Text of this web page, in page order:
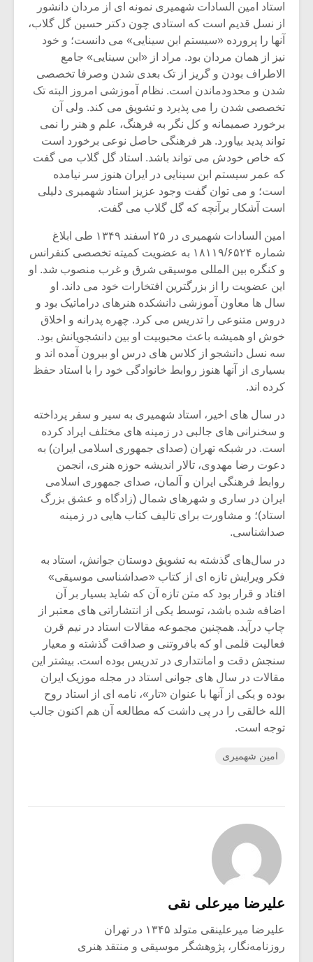
استاد امین السادات شهمیری نمونه ای از مردان دانشور
از نسل قدیم است که استادی چون دکتر حسین گل گلاب،
آنها را پرورده «سیستم ابن سینایی» می دانست؛ و خود
نیز از همان مردان بود. مراد از «ابن سینایی» جامع
الاطراف بودن و گریز از تک بعدی شدن وصرفا تخصصی
شدن و محدودماندن است. نظام آموزشی امروز البته تک
تخصصی شدن را می پذیرد و تشویق می کند. ولی آن
برخورد صمیمانه و کل نگر به فرهنگ، علم و هنر را نمی
تواند پدید بیاورد. هر فرهنگی حاصل نوعی برخورد است
که خاص خودش می تواند باشد. استاد گل گلاب می گفت
که عمر سیستم ابن سینایی در ایران هنوز سر نیامده
است؛ و می توان گفت وجود عزیز استاد شهمیری دلیلی
است آشکار برآنچه که گل گلاب می گفت.
امین السادات شهمیری در ۲۵ اسفند ۱۳۴۹ طی ابلاغ
شماره ۱۸۱۱۹‎/۶۵۲۴ به عضویت کمیته تخصصی کنفرانس
و کنگره بین المللی موسیقی شرق و غرب منصوب شد. او
این عضویت را از بزرگترین افتخارات خود می داند. او
سال ها معاون آموزشی دانشکده هنرهای دراماتیک بود و
دروس متنوعی را تدریس می کرد. چهره پدرانه و اخلاق
خوش او همیشه باعث محبوبیت او بین دانشجویانش بود.
سه نسل دانشجو از کلاس های درس او بیرون آمده اند و
بسیاری از آنها هنوز روابط خانوادگی خود را با استاد حفظ
کرده اند.
در سال های اخیر، استاد شهمیری به سیر و سفر پرداخته
و سخنرانی های جالبی در زمینه های مختلف ایراد کرده
است. در شبکه تهران (صدای جمهوری اسلامی ایران) به
دعوت رضا مهدوی، تالار اندیشه حوزه هنری، انجمن
روابط فرهنگی ایران و آلمان، صدای جمهوری اسلامی
ایران در ساری و شهرهای شمال (زادگاه و عشق بزرگ
استاد)؛ و مشاورت برای تالیف کتاب هایی در زمینه
صداشناسی.
در سال‌های گذشته به تشویق دوستان جوانش، استاد به
فکر ویرایش تازه ای از کتاب «صداشناسی موسیقی»
افتاد و قرار بود که متن تازه آن که شاید بسیار بر آن
اضافه شده باشد، توسط یکی از انتشاراتی های معتبر از
چاپ درآید. همچنین مجموعه مقالات استاد در نیم قرن
فعالیت قلمی او که بافروتنی و صداقت گذشته و معیار
سنجش دقت و امانتداری در تدریس بوده است. بیشتر این
مقالات در سال های جوانی استاد در مجله موزیک ایران
بوده و یکی از آنها با عنوان «تار»، نامه ای از استاد روح
الله خالقی را در پی داشت که مطالعه آن هم اکنون جالب
توجه است.
امین شهمیری
علیرضا میرعلی نقی
علیرضا میرعلینقی متولد ۱۳۴۵ در تهران
روزنامه‌نگار، پژوهشگر موسیقی و منتقد هنری
میکلوش روژا
یادداشتی بر موسیقی
متن فیلم «متری
شیش و نیم»
اگر نمی توانی
بدنام ترین باش
دوره
موسیقی
موسیقی
برگزار